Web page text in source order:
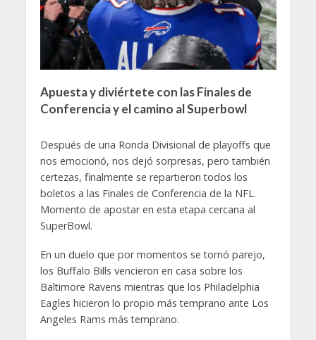
Apuesta y diviértete con las Finales de
Conferencia y el camino al Superbowl
Después de una Ronda Divisional de playoffs que
nos emocionó, nos dejó sorpresas, pero también
certezas, finalmente se repartieron todos los
boletos a las Finales de Conferencia de la NFL.
Momento de apostar en esta etapa cercana al
SuperBowl.
En un duelo que por momentos se tornó parejo,
los Buffalo Bills vencieron en casa sobre los
Baltimore Ravens mientras que los Philadelphia
Eagles hicieron lo propio más temprano ante Los
Angeles Rams más temprano.